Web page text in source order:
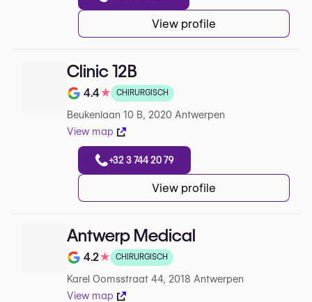
View profile
Clinic 12B
Note de 4.4 sur 5 sur Google
4.4★ CHIRURGISCH
Beukenlaan 10 B, 2020 Antwerpen
View map
+32 3 744 20 79
View profile
Antwerp Medical
Note de 4.2 sur 5 sur Google
4.2★ CHIRURGISCH
Karel Oomsstraat 44, 2018 Antwerpen
View map